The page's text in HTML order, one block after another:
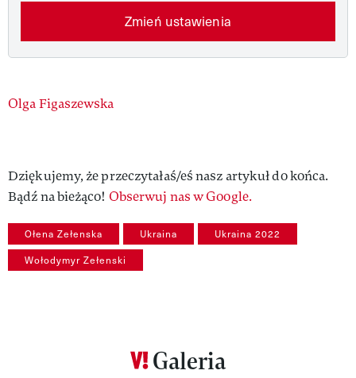
Zmień ustawienia
Authors
Olga Figaszewska
Dziękujemy, że przeczytałaś/eś nasz artykuł do końca.
Bądź na bieżąco! Obserwuj nas w Google.
Ołena Zełenska Ukraina Ukraina 2022
Wołodymyr Zełenski
Galeria